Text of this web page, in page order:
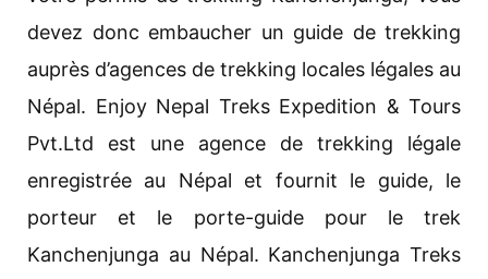
devez donc embaucher un guide de trekking
auprès d’agences de trekking locales légales au
Népal. Enjoy Nepal Treks Expedition & Tours
Pvt.Ltd est une agence de trekking légale
enregistrée au Népal et fournit le guide, le
porteur et le porte-guide pour le trek
Kanchenjunga au Népal. Kanchenjunga Treks